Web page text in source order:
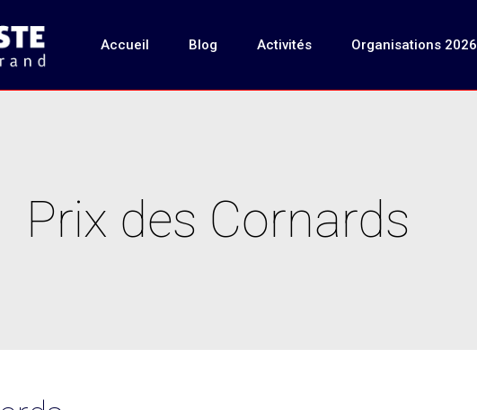
Accueil Blog Activités Organisations 2026
Prix des Cornards